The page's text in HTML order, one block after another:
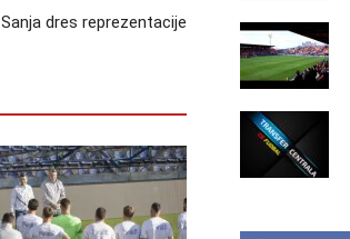
Sanja dres reprezentacije